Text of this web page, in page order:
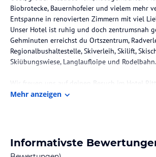
Biobrotecke, Bauernhofeier und vielem mehr
Entspanne in renovierten Zimmern mit viel
Unser Hotel ist ruhig und doch zentrumsnah
Gehminuten erreichst du Ortszentrum,
Regionalbushaltestelle, Skiverleih, Skilift,
Skiübungswiese, Langlaufloipe und Rodelbahn.
Wir freuen uns auf deinen Besuch im Hotel
Juliane und Reinhard Ritter
Saunalandschaft
kostenloses W-LAN im gesamten Hotelbereich
Mehr anzeigen
Informativste